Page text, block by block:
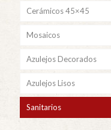
Cerámicos 45×45
Mosaicos
Azulejos Decorados
Azulejos Lisos
Sanitarios